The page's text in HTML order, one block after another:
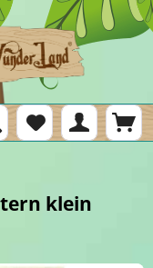
klein